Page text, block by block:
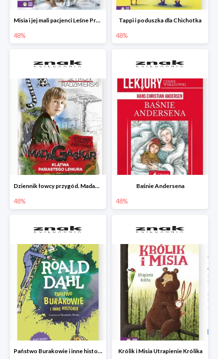
Misia i jej mali pacjenci Leśne Przytulisko
48%
Tappi i poduszka dla Chichotka
48%
Dziennik łowcy przygód. Madagaskar. Klątwa pasiastego lemura
48%
Baśnie Andersena
48%
Państwo Burakowie i inne historie Królik i Misia Utrapienie Królika